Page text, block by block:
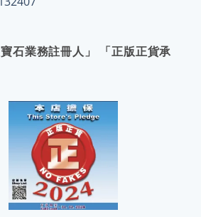
石業務註冊人」 「正版正貨承